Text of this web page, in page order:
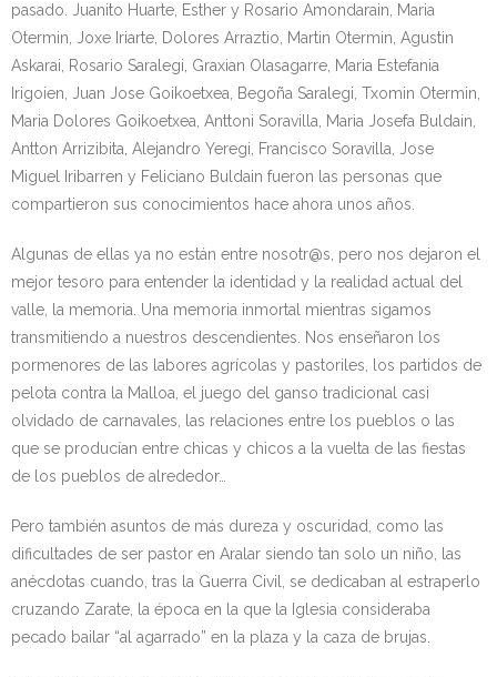
pasado. Juanito Huarte, Esther y Rosario Amondarain, Maria
Otermin, Joxe Iriarte, Dolores Arraztio, Martin Otermin, Agustin
Askarai, Rosario Saralegi, Graxian Olasagarre, Maria Estefania
Irigoien, Juan Jose Goikoetxea, Begoña Saralegi, Txomin Otermin,
Maria Dolores Goikoetxea, Anttoni Soravilla, Maria Josefa Buldain,
Antton Arrizibita, Alejandro Yeregi, Francisco Soravilla, Jose
Miguel Iribarren y Feliciano Buldain fueron las personas que
compartieron sus conocimientos hace ahora unos años.
Algunas de ellas ya no están entre nosotr@s, pero nos dejaron el
mejor tesoro para entender la identidad y la realidad actual del
valle, la memoria. Una memoria inmortal mientras sigamos
transmitiendo a nuestros descendientes. Nos enseñaron los
pormenores de las labores agrícolas y pastoriles, los partidos de
pelota contra la Malloa, el juego del ganso tradicional casi
olvidado de carnavales, las relaciones entre los pueblos o las
que se producían entre chicas y chicos a la vuelta de las fiestas
de los pueblos de alrededor…
Pero también asuntos de más dureza y oscuridad, como las
dificultades de ser pastor en Aralar siendo tan solo un niño, las
anécdotas cuando, tras la Guerra Civil, se dedicaban al estraperlo
cruzando Zarate, la época en la que la Iglesia consideraba
pecado bailar “al agarrado” en la plaza y la caza de brujas.